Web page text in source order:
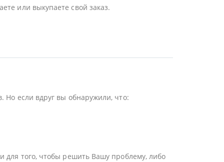
или выкупаете свой заказ.
Но если вдруг вы обнаружили, что:
для того, чтобы решить Вашу проблему, либо